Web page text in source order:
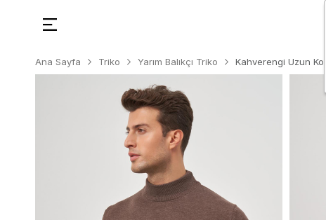
Ana Sayfa Triko Yarım Balıkçı Triko Kahverengi Uzun Kol